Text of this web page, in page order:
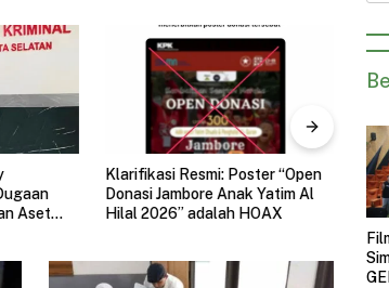
“Open
Al
GEKRAFS Jawa Barat
Matangkan Program Strategis
Melalui Rakerwil